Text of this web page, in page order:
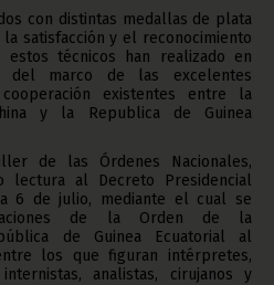
con distintas medallas de plata
satisfacción y el reconocimiento
técnicos han realizado en
del marco de las excelentes
existentes entre la
y la Republica de Guinea
de las Órdenes Nacionales,
lectura al Decreto Presidencial
6 de julio, mediante el cual se
de la Orden de la
de Guinea Ecuatorial al
los que figuran intérpretes,
analistas, cirujanos y